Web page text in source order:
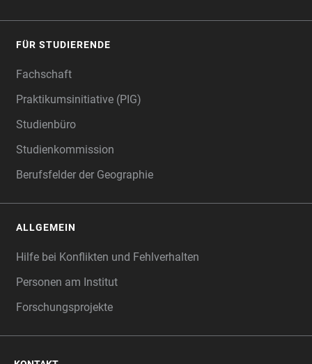
FÜR STUDIERENDE
Fachschaft
Praktikumsinitiative (PIG)
Studienbüro
Studienkommission
Berufsfelder der Geographie
ALLGEMEIN
Hilfe bei Konflikten und Fehlverhalten
Personen am Institut
Forschungsprojekte